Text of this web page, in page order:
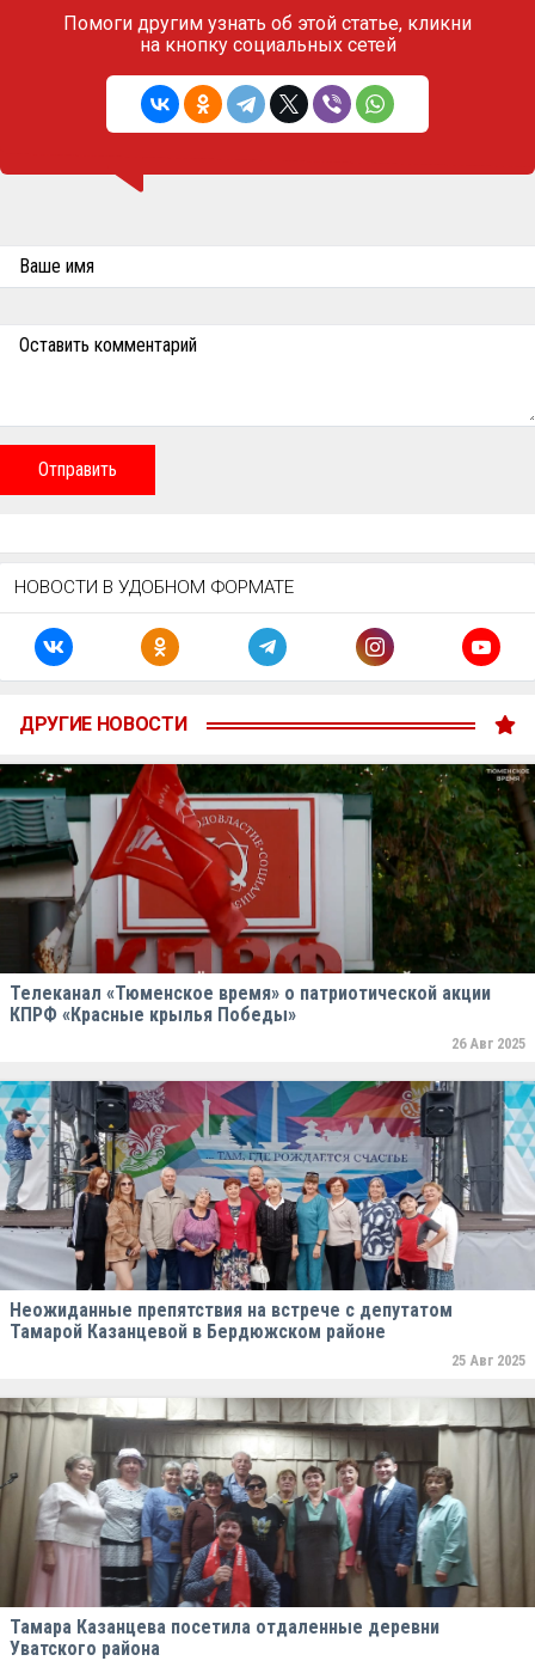
Помоги другим узнать об этой статье, кликни
на кнопку социальных сетей
Ваше имя
Оставить комментарий
Отправить
НОВОСТИ В УДОБНОМ ФОРМАТЕ
ДРУГИЕ НОВОСТИ
Телеканал «Тюменское время» о патриотической акции
КПРФ «Красные крылья Победы»
26 Авг 2025
Неожиданные препятствия на встрече с депутатом
Тамарой Казанцевой в Бердюжском районе
25 Авг 2025
Тамара Казанцева посетила отдаленные деревни
Уватского района